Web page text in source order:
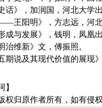
话》，加润国，河北大学
王阳明》，方志远，河
成与发展》，钱明，凤凰
治维新》文，傅振照。
期说及其现代价值的展现
】
权归原作者所有，如有侵